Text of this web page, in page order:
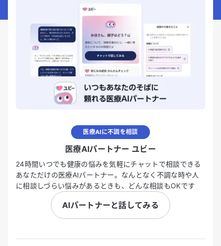
医療AIに不調を相談
医療AIパートナー ユビー
24時間いつでも健康の悩みを気軽にチャットで相談できる
あなただけの医療AIパートナー。なんとなく不調な時や人
に相談しづらい悩みがあるときも、どんな相談もOKです
AIパートナーと話してみる